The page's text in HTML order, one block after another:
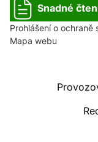
Snadné
Prohlášení o ochraně
Mapa webu